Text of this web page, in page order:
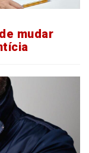
mudar